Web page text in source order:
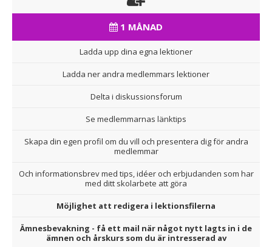
1 MÅNAD
Ladda upp dina egna lektioner
Ladda ner andra medlemmars lektioner
Delta i diskussionsforum
Se medlemmarnas länktips
Skapa din egen profil om du vill och presentera dig för andra
medlemmar
Och informationsbrev med tips, idéer och erbjudanden som har
med ditt skolarbete att göra
Möjlighet att redigera i lektionsfilerna
Ämnesbevakning - få ett mail när något nytt lagts in i de
ämnen och årskurs som du är intresserad av